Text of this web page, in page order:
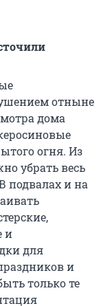
отныне
дома
огня. Из
убрать весь
подвалах и на
и
для
и
только те